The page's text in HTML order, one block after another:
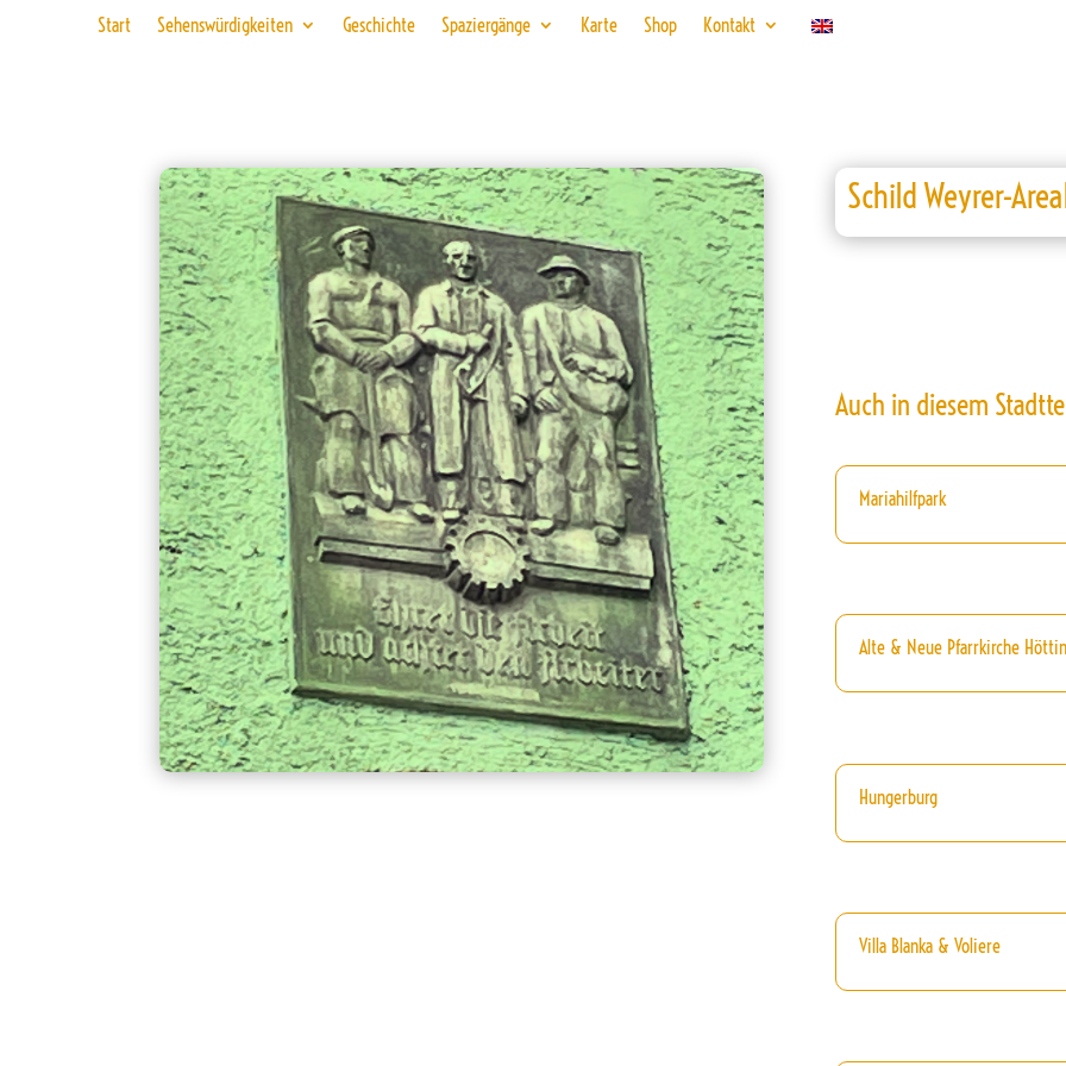
Start Sehenswürdigkeiten Geschichte Spaziergänge Karte Shop Kontakt
Schild Weyrer-
Auch in diesem
Mariahilfpark
Alte & Neue Pfarrkirche
Hungerburg
Villa Blanka & Voliere